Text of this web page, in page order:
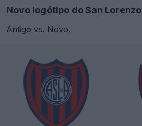
Novo logótipo do San Lorenzo
Antigo vs. Novo.